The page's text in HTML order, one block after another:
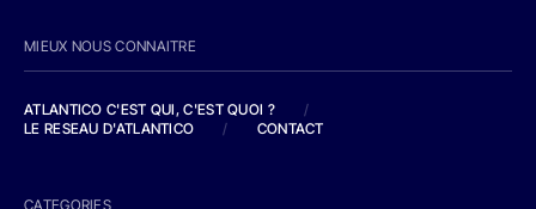
MIEUX NOUS CONNAITRE
ATLANTICO C'EST QUI, C'EST QUOI ?
/
LE RESEAU D'ATLANTICO
/ CONTACT
CATEGORIES